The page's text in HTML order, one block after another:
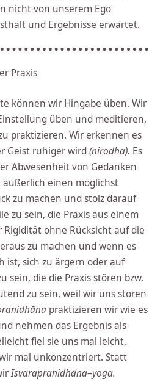
nicht von unserem Ego
und Ergebnisse erwartet.
Praxis
können wir Hingabe üben. Wir
üben und meditieren,
praktizieren. Wir erkennen es
Geist ruhiger wird(nirodha). Es
Abwesenheit von Gedanken
äußerlich einen möglichst
zu machen und stolz darauf
zu sein, die Praxis aus einem
ohne Rücksicht auf die
zu machen und wenn es
ist, sich zu ärgern oder auf
sein, die die Praxis stören bzw.
zu sein, weil wir uns stören
praktizieren wir wie es
nehmen das Ergebnis als
fiel sie uns mal leicht,
mal unkonzentriert. Statt
Isvarapranidhāna–yoga.